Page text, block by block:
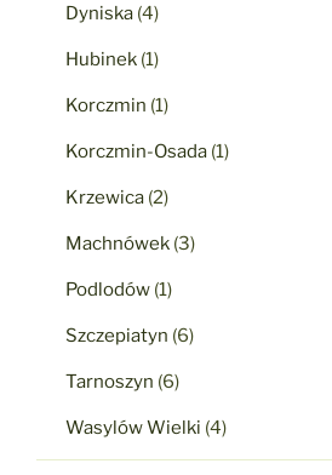
Dyniska (4)
Hubinek (1)
Korczmin (1)
Korczmin-Osada (1)
Krzewica (2)
Machnówek (3)
Podlodów (1)
Szczepiatyn (6)
Tarnoszyn (6)
Wasylów Wielki (4)